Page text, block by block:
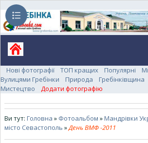
Нові фотографії ТОП кращих Популярні
Вулицями Гребінки
Природа Гребінківщина
Мистецтво
Додати фотографію
Ви тут: Головна » Фотоальбом »Мандрівки
місто Севастополь »День ВМФ -2011